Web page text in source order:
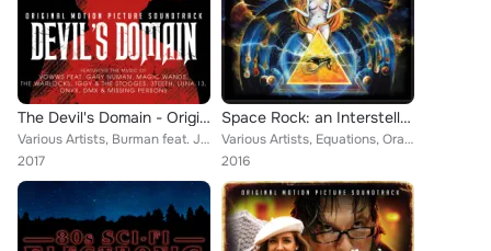
The Devil's Domain - Original Motion Picture Soundtrack
Various Artists, Burman feat. Jessica Jean, Sons Of Hippies, Xynn, Jürgen Engler, Carved Souls, DMX, Iggy & The Stooges, Luna 13...
2017
Space Rock: an Interstellar Traveler's Guide
Various Artists, Equations, Oranssi Pazuzu, Pressurehed, Sun Araw, Vespero, Can, Xynn, Federico Farnè, Electric Orange, Secret S...
2016